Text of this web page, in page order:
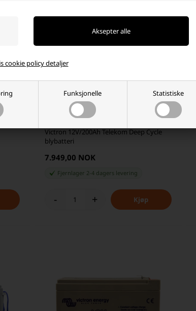
Funksjonelle Statistiske
cookie policy detaljer
Victron 12V/200Ah Telekom Deep Cycle
blybatteri
7.949,00 NOK
Fjernlager 2-4 dagers levering
- +